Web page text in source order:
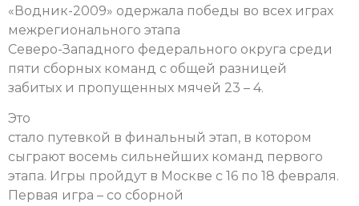
«Водник-2009» одержала победы во всех играх
межрегионального этапа
Северо-Западного федерального округа среди
пяти сборных команд с общей разницей
забитых и пропущенных мячей 23 – 4.
Это
стало путевкой в финальный этап, в котором
сыграют восемь сильнейших команд первого
этапа. Игры пройдут в Москве с 16 по 18 февраля.
Первая игра – со сборной